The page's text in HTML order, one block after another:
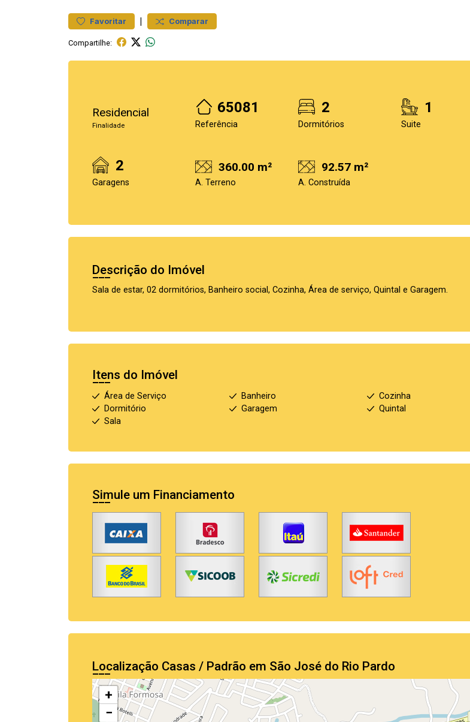
Favoritar | Comparar
Compartilhe:
Residencial
Finalidade
65081
Referência
2
Dormitórios
1
Suite
2
Garagens
360.00 m²
A. Terreno
92.57 m²
A. Construída
Descrição do Imóvel
Sala de estar, 02 dormitórios, Banheiro social, Cozinha, Área de serviço, Quintal e Garagem.
Itens do Imóvel
Área de Serviço Banheiro
Cozinha
Dormitório
Garagem
Quintal
Sala
Simule um Financiamento
Localização Casas / Padrão em São José do Rio Pardo
+
−